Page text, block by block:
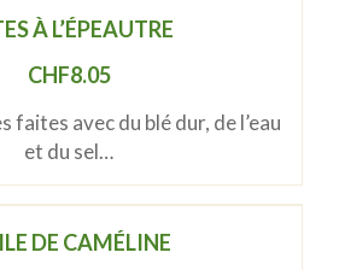
À L’ÉPEAUTRE
CHF8.05
faites avec du blé dur, de l’eau
et du sel…
DE CAMÉLINE